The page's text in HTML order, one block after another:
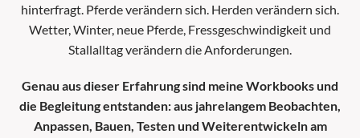
hinterfragt. Pferde verändern sich. Herden verändern sich.
Wetter, Winter, neue Pferde, Fressgeschwindigkeit und
Stallalltag verändern die Anforderungen.
Genau aus dieser Erfahrung sind meine Workbooks und
die Begleitung entstanden: aus jahrelangem Beobachten,
Anpassen, Bauen, Testen und Weiterentwickeln am